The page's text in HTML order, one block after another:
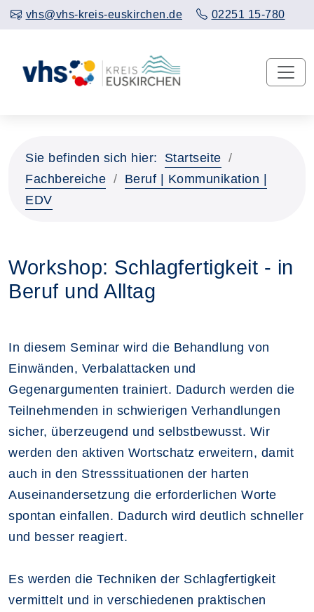
vhs@vhs-kreis-euskirchen.de 02251 15-780
Sie befinden sich hier:
Startseite
Fachbereiche
Beruf | Kommunikation |
EDV
Workshop: Schlagfertigkeit - in
Beruf und Alltag
In diesem Seminar wird die Behandlung von
Einwänden, Verbalattacken und
Gegenargumenten trainiert. Dadurch werden die
Teilnehmenden in schwierigen Verhandlungen
sicher, überzeugend und selbstbewusst. Wir
werden den aktiven Wortschatz erweitern, damit
auch in den Stresssituationen der harten
Auseinandersetzung die erforderlichen Worte
spontan einfallen. Dadurch wird deutlich schneller
und besser reagiert.
Es werden die Techniken der Schlagfertigkeit
vermittelt und in verschiedenen praktischen